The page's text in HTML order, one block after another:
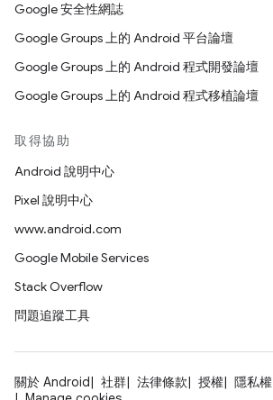
Google 安全性網誌
Google Groups 上的 Android 平台論壇
Google Groups 上的 Android 程式開發論壇
Google Groups 上的 Android 程式移植論壇
取得協助
Android 說明中心
Pixel 說明中心
www.android.com
Google Mobile Services
Stack Overflow
問題追蹤工具
關於 Android 社群 法律條款 授權 隱私權